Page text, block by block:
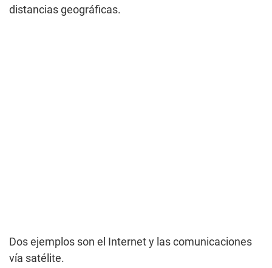
distancias geográficas.
Dos ejemplos son el Internet y las comunicaciones
vía satélite.